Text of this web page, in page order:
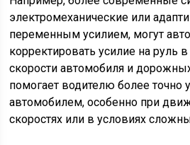
электромеханические или
переменным усилием, могут
корректировать усилие на руль
скорости автомобиля и
помогает водителю более точно
автомобилем, особенно при
скоростях или в условиях